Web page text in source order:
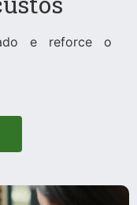
e reforce o